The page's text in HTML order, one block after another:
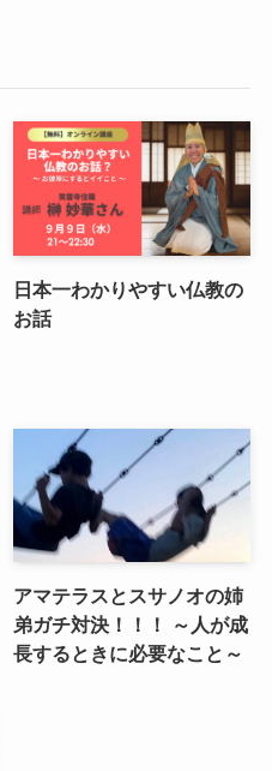
日本一わかりやすい仏教の
お話
アマテラスとスサノオの姉
弟ガチ対決！！！ ～人が成
長するときに必要なこと～